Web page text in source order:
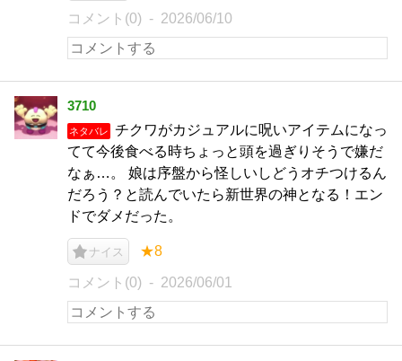
コメント(0) 2026/06/10
3710
ネタバレ
チクワがカジュアルに呪いアイテムになっ
てて今後食べる時ちょっと頭を過ぎりそうで嫌だ
なぁ…。 娘は序盤から怪しいしどうオチつけるん
だろう？と読んでいたら新世界の神となる！エン
ドでダメだった。
ナイス ★8
コメント(0) 2026/06/01